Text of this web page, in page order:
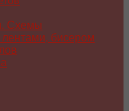
Схемы
бисером